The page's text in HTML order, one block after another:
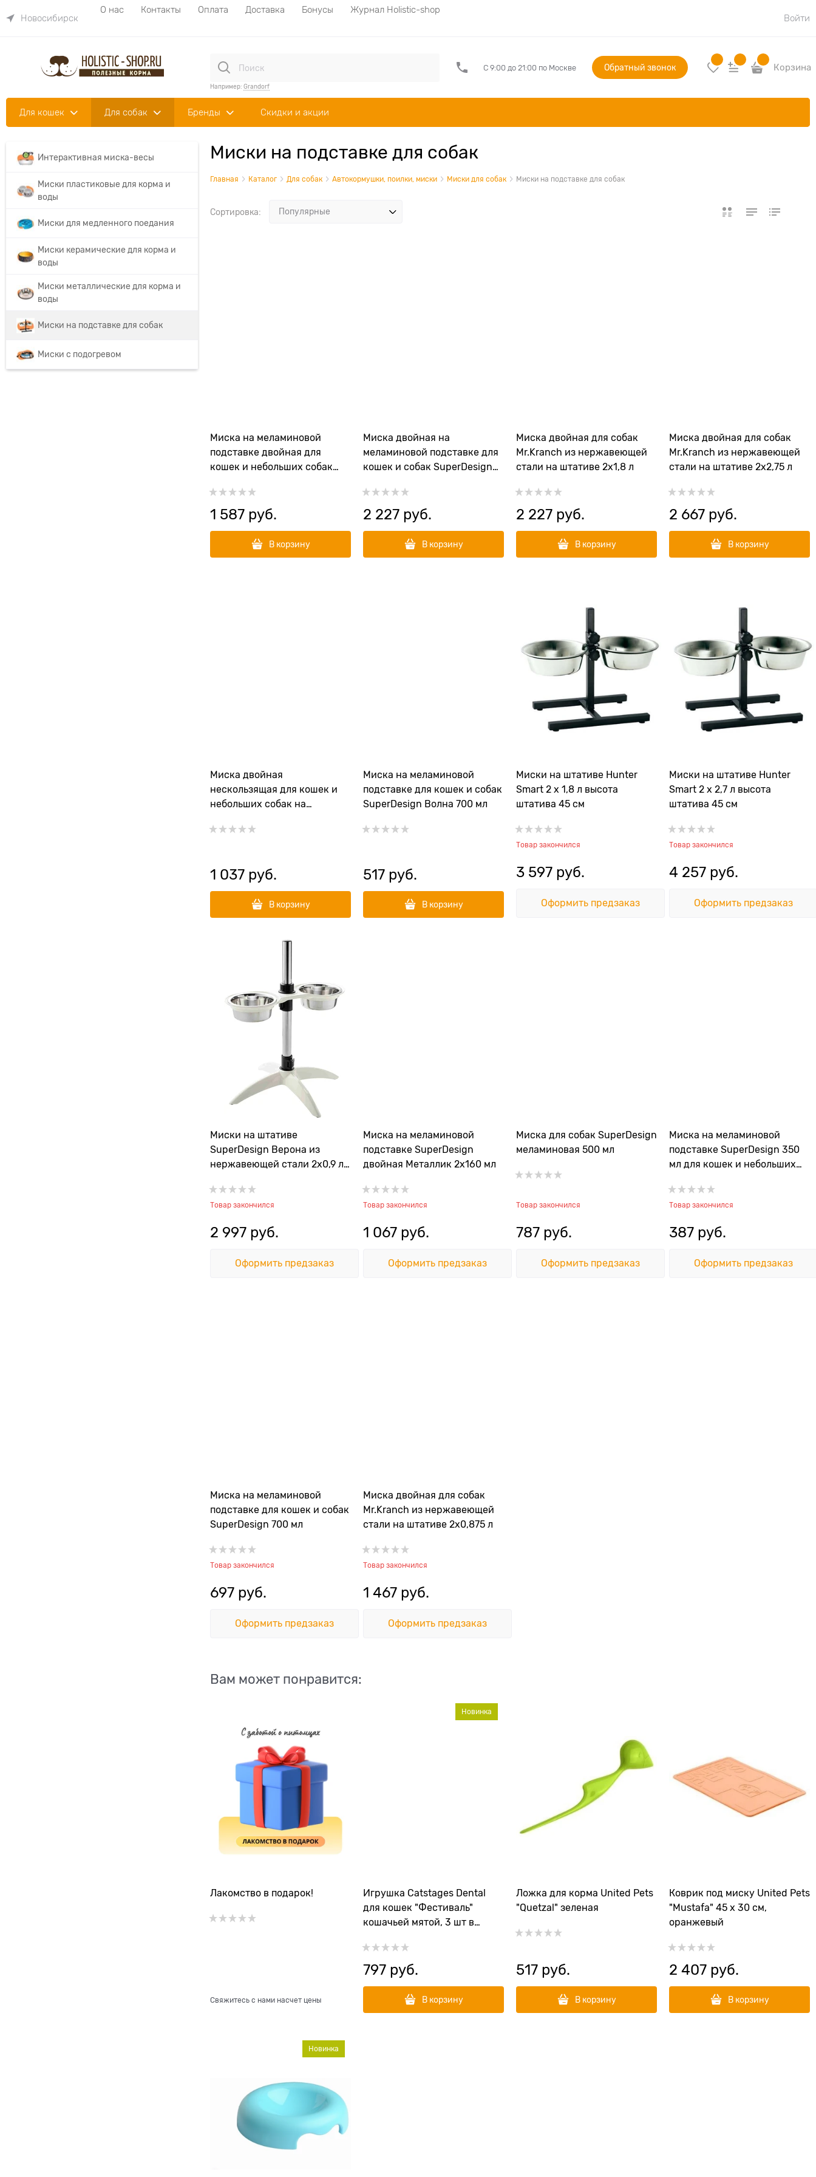
Новосибирск
О нас Контакты Оплата Доставка Бонусы
Журнал Holistic-shop
Войти
Например: Grandorf
С 9:00 до 21:00 по Москве Обратный звонок Корзина
Для кошек Для собак Бренды Скидки и акции
Интерактивная миска-весы
Миски пластиковые для корма и
воды
Миски для медленного поедания
Миски керамические для корма и
воды
Миски металлические для корма и
воды
Миски на подставке для собак
Миски с подогревом
Миски на подставке для собак
Главная Каталог Для собак Автокормушки, поилки, миски Миски для собак Миски на подставке для собак
Сортировка:
Миска на меламиновой
подставке двойная для
кошек и небольших собак
мл
1 587 руб.
В корзину
Миска двойная на
меламиновой подставке для
кошек и собак SuperDesign
2 227 руб.
В корзину
Миска двойная для собак
Mr.Kranch из нержавеющей
стали на штативе 2х1,8 л
2 227 руб.
В корзину
Миска двойная для собак
Mr.Kranch из нержавеющей
стали на штативе 2х2,75 л
2 667 руб.
В корзину
Миска двойная
нескользящая для кошек и
небольших собак на
SuperDesign Лапки 2х350 мл
1 037 руб.
В корзину
Миска на меламиновой
подставке для кошек и собак
SuperDesign Волна 700 мл
517 руб.
В корзину
Миски на штативе Hunter
Smart 2 х 1,8 л высота
штатива 45 см
Товар закончился
3 597 руб.
Оформить предзаказ
Миски на штативе Hunter
Smart 2 х 2,7 л высота
штатива 45 см
Товар закончился
4 257 руб.
Оформить предзаказ
Миски на штативе
SuperDesign Верона из
нержавеющей стали 2х0,9 л /
Товар закончился
2 997 руб.
Оформить предзаказ
Миска на меламиновой
подставке SuperDesign
двойная Металлик 2х160 мл
Товар закончился
1 067 руб.
Оформить предзаказ
Миска для собак SuperDesign
меламиновая 500 мл
Товар закончился
787 руб.
Оформить предзаказ
Миска на меламиновой
подставке SuperDesign 350
мл для кошек и небольших
Товар закончился
387 руб.
Оформить предзаказ
Миска на меламиновой
подставке для кошек и собак
SuperDesign 700 мл
Товар закончился
697 руб.
Оформить предзаказ
Миска двойная для собак
Mr.Kranch из нержавеющей
стали на штативе 2х0,875 л
Товар закончился
1 467 руб.
Оформить предзаказ
Вам может понравится:
Лакомство в подарок!
Свяжитесь с нами насчет цены
Игрушка Catstages Dental
для кошек "Фестиваль"
кошачьей мятой, 3 шт в
Новинка
797 руб.
В корзину
Ложка для корма United Pets
"Quetzal" зеленая
517 руб.
В корзину
Коврик под миску United Pets
"Mustafa" 45 х 30 см,
оранжевый
2 407 руб.
В корзину
Новинка